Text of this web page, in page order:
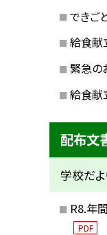
できご
給食献
緊急の
給食献
配布文
学校だよ
R8.年
PDF